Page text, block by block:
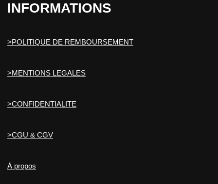
INFORMATIONS
>POLITIQUE DE REMBOURSEMENT
>MENTIONS LEGALES
>CONFIDENTIALITE
>CGU & CGV
À propos